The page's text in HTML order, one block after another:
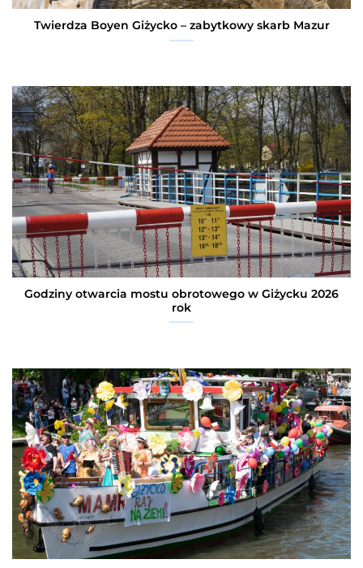
Twierdza Boyen Giżycko – zabytkowy skarb Mazur
Godziny otwarcia mostu obrotowego w Giżycku 2026
rok